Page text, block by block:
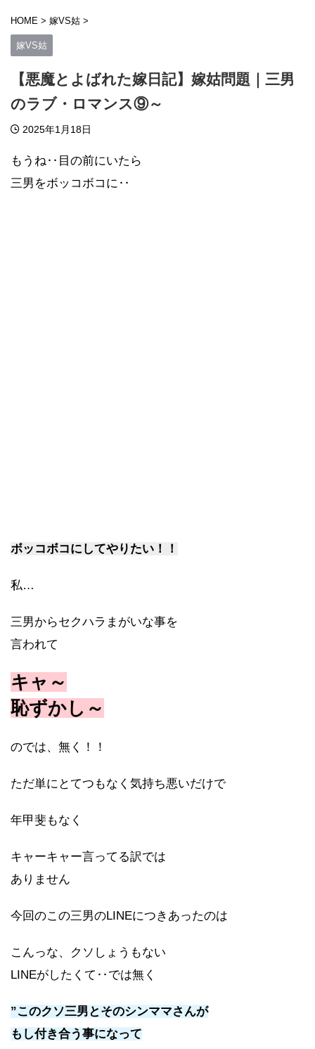
HOME > 嫁VS姑 >
嫁VS姑
【悪魔とよばれた嫁日記】嫁姑問題｜三男
のラブ・ロマンス⑨～
2025年1月18日
もうね‥目の前にいたら
三男をボッコボコに‥
ボッコボコにしてやりたい！！
私…
三男からセクハラまがいな事を
言われて
キャ～
恥ずかし～
のでは、無く！！
ただ単にとてつもなく気持ち悪いだけで
年甲斐もなく
キャーキャー言ってる訳では
ありません
今回のこの三男のLINEにつきあったのは
こんっな、クソしょうもない
LINEがしたくて‥では無く
”このクソ三男とそのシンママさんが
もし付き合う事になって